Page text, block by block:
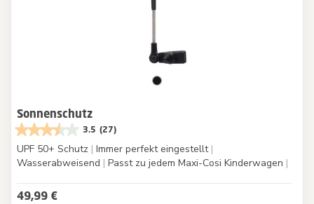
Sonnenschutz
3.5 (27)
UPF 50+ Schutz | Immer perfekt eingestellt |
Wasserabweisend | Passt zu jedem Maxi-Cosi Kinderwagen |
49,99 €